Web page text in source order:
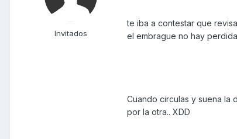
Invitados
te iba a contestar que
el embrague no hay
Cuando circulas y suena la
por la otra.. XDD